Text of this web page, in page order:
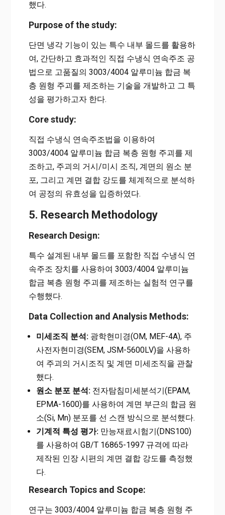
했다.
Purpose of the study:
단면 냉각 기능이 있는 특수 내부 몰드를 활용하
여, 간단하고 효과적인 직접 수냉식 연속주조 공
법으로 고품질의 3003/4004 알루미늄 합금 복
층 원형 주괴를 제조하는 기술을 개발하고 그 특
성을 평가하고자 한다.
Core study:
직접 수냉식 연속주조법을 이용하여
3003/4004 알루미늄 합금 복층 원형 주괴를 제
조하고, 주괴의 거시/미시 조직, 계면의 원소 분
포, 그리고 계면 결합 강도를 체계적으로 분석하
여 공정의 유효성을 입증하였다.
5. Research Methodology
Research Design:
특수 설계된 내부 몰드를 포함한 직접 수냉식 연
속주조 장치를 사용하여 3003/4004 알루미늄
합금 복층 원형 주괴를 제조하는 실험적 연구를
수행했다.
Data Collection and Analysis Methods:
미세조직 분석:광학현미경(OM, MEF-4A), 주
사전자현미경(SEM, JSM-5600LV)을 사용하
여 주괴의 거시조직 및 계면 미세조직을 관찰
했다.
원소 분포 분석:전자탐침미세분석기(EPAM,
EPMA-1600)를 사용하여 계면 부근의 합금 원
소(Si, Mn) 분포를 선 스캔 방식으로 분석했다.
기계적 특성 평가:만능재료시험기(DNS100)
를 사용하여 GB/T 16865-1997 규격에 따라
제작된 인장 시편의 계면 결합 강도를 측정했
다.
Research Topics and Scope:
연구는 3003/4004 알루미늄 합금 복층 원형 주